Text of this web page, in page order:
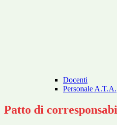
Docenti
Personale A.T.A.
Patto di